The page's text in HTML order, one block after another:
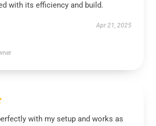
with its efficiency and build.
Apr 21, 2025
with my setup and works as